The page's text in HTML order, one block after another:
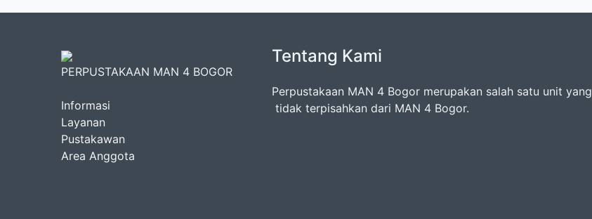
PERPUSTAKAAN MAN 4 BOGOR
Informasi
Layanan
Pustakawan
Area Anggota
Tentang Kami
Perpustakaan MAN 4 Bogor merupakan salah satu unit yang
tidak terpisahkan dari MAN 4 Bogor.